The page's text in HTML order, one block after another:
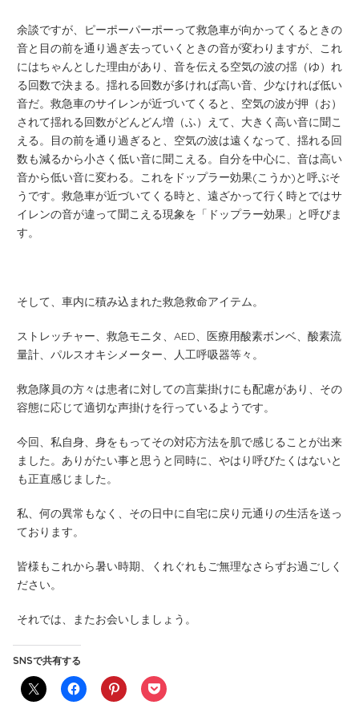
余談ですが、ピーポーパーポーって救急車が向かってくるときの
音と目の前を通り過ぎ去っていくときの音が変わりますが、これ
にはちゃんとした理由があり、音を伝える空気の波の揺（ゆ）れ
る回数で決まる。揺れる回数が多ければ高い音、少なければ低い
音だ。救急車のサイレンが近づいてくると、空気の波が押（お）
されて揺れる回数がどんどん増（ふ）えて、大きく高い音に聞こ
える。目の前を通り過ぎると、空気の波は遠くなって、揺れる回
数も減るから小さく低い音に聞こえる。自分を中心に、音は高い
音から低い音に変わる。これをドップラー効果(こうか)と呼ぶそ
うです。救急車が近づいてくる時と、遠ざかって行く時とではサ
イレンの音が違って聞こえる現象を「ドップラー効果」と呼びま
す。
そして、車内に積み込まれた救急救命アイテム。
ストレッチャー、救急モニタ、AED、医療用酸素ボンベ、酸素流
量計、パルスオキシメーター、人工呼吸器等々。
救急隊員の方々は患者に対しての言葉掛けにも配慮があり、その
容態に応じて適切な声掛けを行っているようです。
今回、私自身、身をもってその対応方法を肌で感じることが出来
ました。ありがたい事と思うと同時に、やはり呼びたくはないと
も正直感じました。
私、何の異常もなく、その日中に自宅に戻り元通りの生活を送っ
ております。
皆様もこれから暑い時期、くれぐれもご無理なさらずお過ごしく
ださい。
それでは、またお会いしましょう。
SNSで共有する